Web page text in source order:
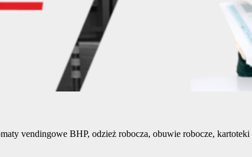
vendingowe BHP, odzież robocza, obuwie robocze, kartoteki